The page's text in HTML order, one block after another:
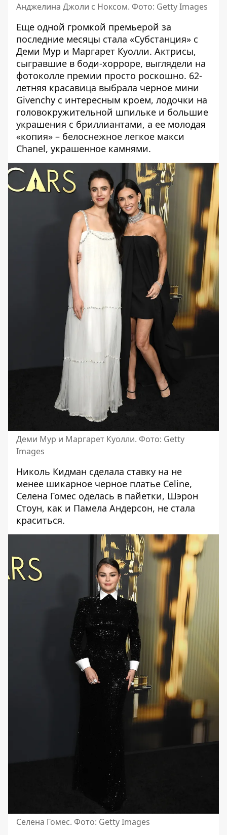
Анджелина Джоли с Ноксом. Фото: Getty Images
Еще одной громкой премьерой за
последние месяцы стала «Субстанция» с
Деми Мур и Маргарет Куолли. Актрисы,
сыгравшие в боди-хорроре, выглядели на
фотоколле премии просто роскошно. 62-
летняя красавица выбрала черное мини
Givenchy с интересным кроем, лодочки на
головокружительной шпильке и большие
украшения с бриллиантами, а ее молодая
«копия» – белоснежное легкое макси
Chanel, украшенное камнями.
Деми Мур и Маргарет Куолли. Фото: Getty
Images
Николь Кидман сделала ставку на не
менее шикарное черное платье Celine,
Селена Гомес оделась в пайетки, Шэрон
Стоун, как и Памела Андерсон, не стала
краситься.
Селена Гомес. Фото: Getty Images